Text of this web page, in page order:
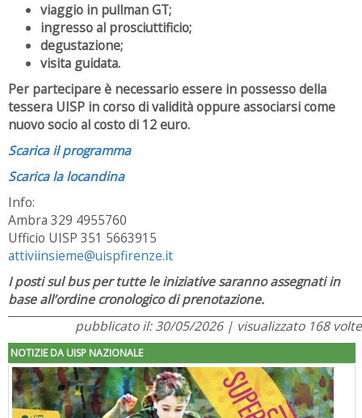
viaggio in pullman GT;
ingresso al prosciuttificio;
degustazione;
visita guidata.
Per partecipare è necessario essere in possesso della
tessera UISP in corso di validità oppure associarsi come
nuovo socio al costo di 12 euro.
Scarica il programma
Scarica la locandina
Info:
Ambra 329 4955760
Ufficio UISP 351 5663915
attiviinsieme@uispfirenze.it
I posti sul bus per tutte le iniziative saranno assegnati in
base all’ordine cronologico di prenotazione.
pubblicato il: 30/05/2026 | visualizzato 168 volte
NOTIZIE DA UISP NAZIONALE